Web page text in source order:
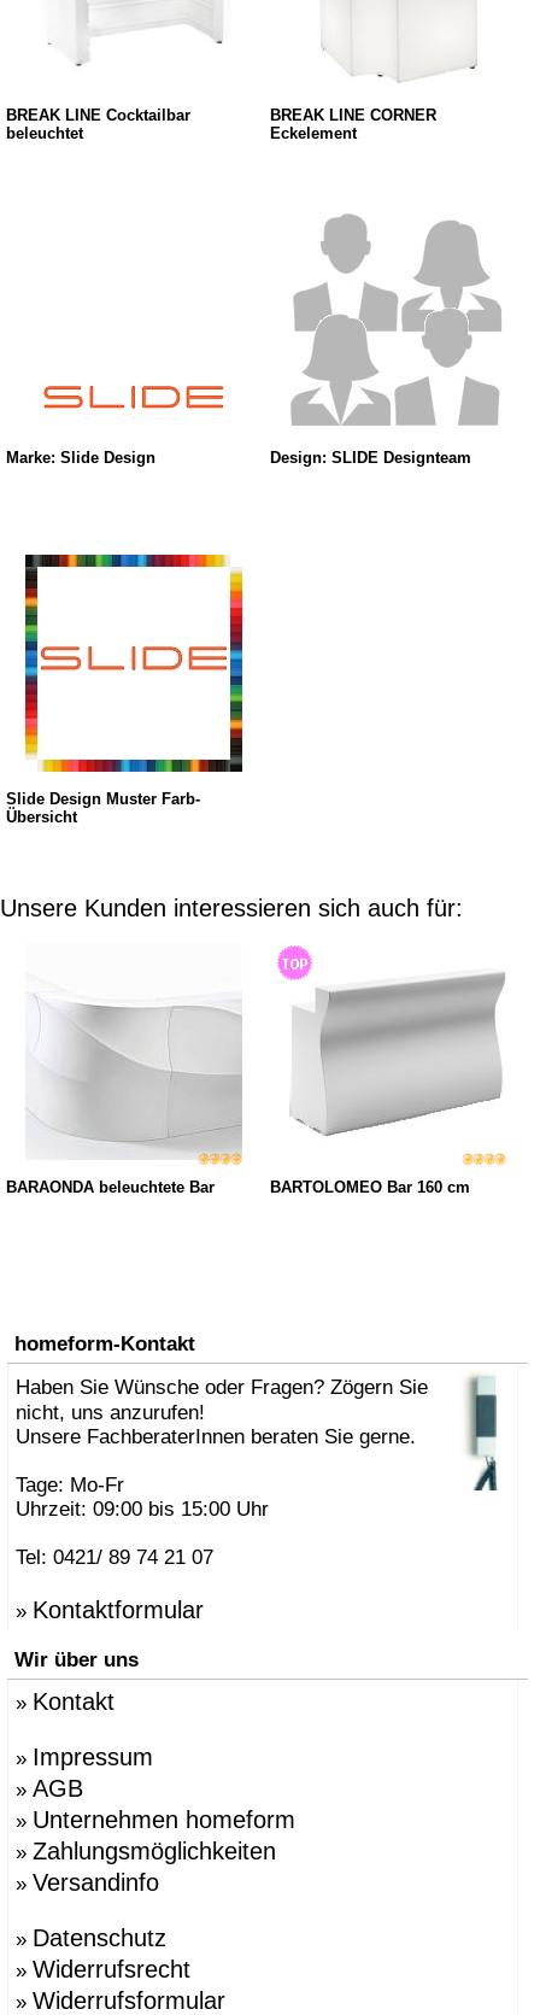
BREAK LINE Cocktailbar
beleuchtet
BREAK LINE CORNER
Eckelement
Marke: Slide Design Design: SLIDE Designteam
Slide Design Muster Farb-
Übersicht
Unsere Kunden interessieren sich auch für:
BARAONDA beleuchtete Bar BARTOLOMEO Bar 160 cm
homeform-Kontakt
Haben Sie Wünsche oder Fragen? Zögern Sie
nicht, uns anzurufen!
Unsere FachberaterInnen beraten Sie gerne.
Tage: Mo-Fr
Uhrzeit: 09:00 bis 15:00 Uhr
Tel: 0421/ 89 74 21 07
» Kontaktformular
Wir über uns
» Kontakt
» Impressum
» AGB
» Unternehmen homeform
» Zahlungsmöglichkeiten
» Versandinfo
» Datenschutz
» Widerrufsrecht
» Widerrufsformular